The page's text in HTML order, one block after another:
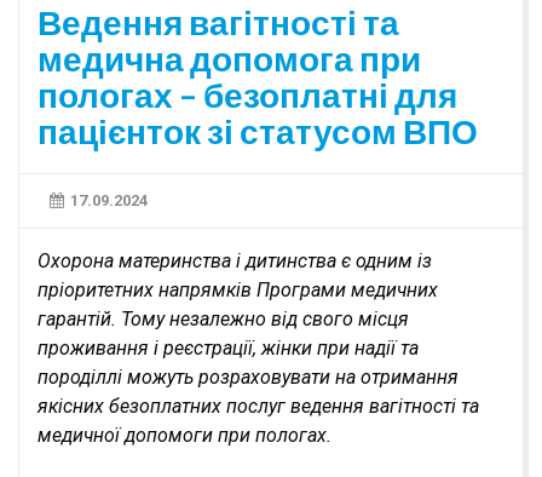
Ведення вагітності та
медична допомога при
пологах – безоплатні для
пацієнток зі статусом ВПО
17.09.2024
Охорона материнства і дитинства є одним із
пріоритетних напрямків Програми медичних
гарантій. Тому незалежно від свого місця
проживання і реєстрації, жінки при надії та
породіллі можуть розраховувати на отримання
якісних безоплатних послуг ведення вагітності та
медичної допомоги при пологах.